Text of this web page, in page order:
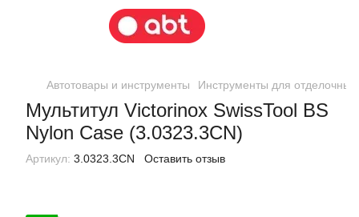
Автотовары и инструменты Инструменты для отделочных
Мультитул Victorinox SwissTool BS
Nylon Case (3.0323.3CN)
Артикул: 3.0323.3CN Оставить отзыв